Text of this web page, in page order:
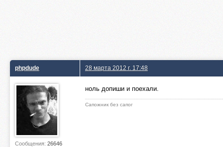
phpdude
Сообщения: 26646
28 марта 2012 г. 17:48
ноль допиши и поехали.
Сапожник без сапог